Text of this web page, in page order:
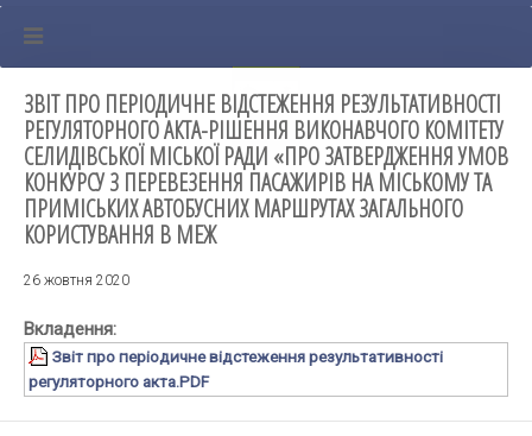
ЗВІТ ПРО ПЕРІОДИЧНЕ ВІДСТЕЖЕННЯ РЕЗУЛЬТАТИВНОСТІ
РЕГУЛЯТОРНОГО АКТА-РІШЕННЯ ВИКОНАВЧОГО КОМІТЕТУ
СЕЛИДІВСЬКОЇ МІСЬКОЇ РАДИ «ПРО ЗАТВЕРДЖЕННЯ УМОВ
КОНКУРСУ З ПЕРЕВЕЗЕННЯ ПАСАЖИРІВ НА МІСЬКОМУ ТА
ПРИМІСЬКИХ АВТОБУСНИХ МАРШРУТАХ ЗАГАЛЬНОГО
КОРИСТУВАННЯ В МЕЖ
26 жовтня 2020
Вкладення:
Звіт про періодичне відстеження результативності
регуляторного акта.PDF